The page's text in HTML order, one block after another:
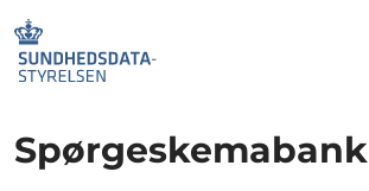
Spørgeskemabank